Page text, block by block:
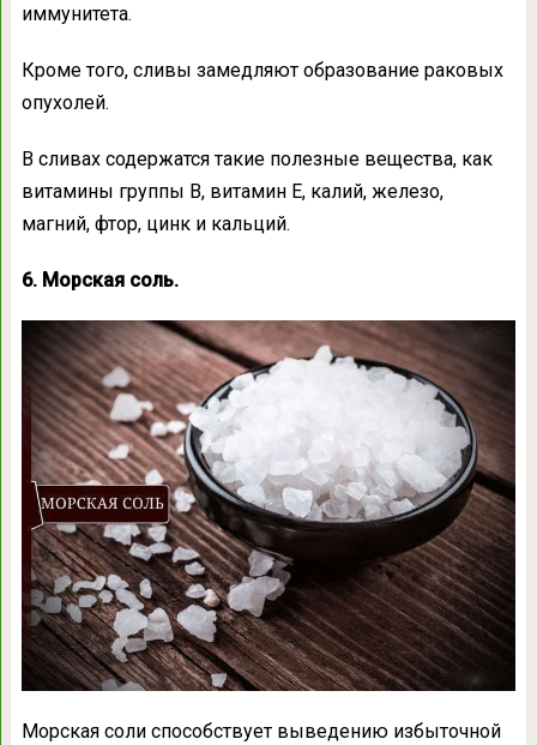
иммунитета.
Кроме того, сливы замедляют образование раковых
опухолей.
В сливах содержатся такие полезные вещества, как
витамины группы B, витамин E, калий, железо,
магний, фтор, цинк и кальций.
6. Морская соль.
Морская соли способствует выведению избыточной